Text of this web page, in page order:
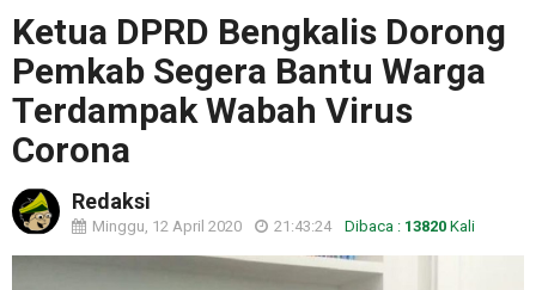
Ketua DPRD Bengkalis Dorong
Pemkab Segera Bantu Warga
Terdampak Wabah Virus
Corona
Redaksi
Minggu, 12 April 2020 21:43:24 Dibaca : 13820 Kali